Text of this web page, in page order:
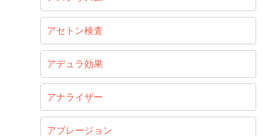
アセトン検査
アデュラ効果
アナライザー
アブレージョン